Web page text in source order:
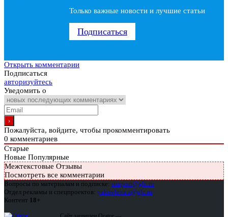
Только важные новости и лучшие статьи
Подписаться
Открыть комментарии
Подписаться
авторизуйтесь
Уведомить о
Пожалуйста, войдите, чтобы прокомментировать
0 комментариев
Старые
Новые Популярные
Межтекстовые Отзывы
Посмотреть все комментарии
Вопросы по материалам и подписке: support@glc.ru
Отдел рекламы и спецпроектов: yakovleva.a@glc.ru
Контент 18+